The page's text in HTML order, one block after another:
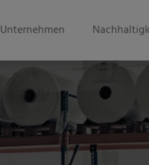
Unternehmen